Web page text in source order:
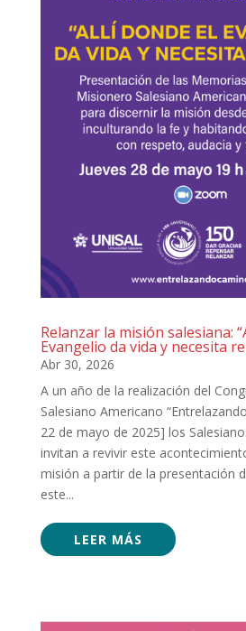
Relanzar la misión salesiana:
Evangelio da vida y necesita
Abr 30, 2026
A un año de la realización del
Salesiano Americano
22 de mayo de 2025] los
invitan a revivir este
misión a partir de la presentación
este...
LEER MÁS